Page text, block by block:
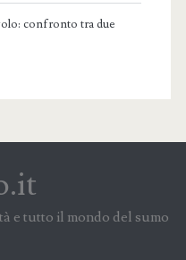
confronto tra due
e tutto il mondo del sumo